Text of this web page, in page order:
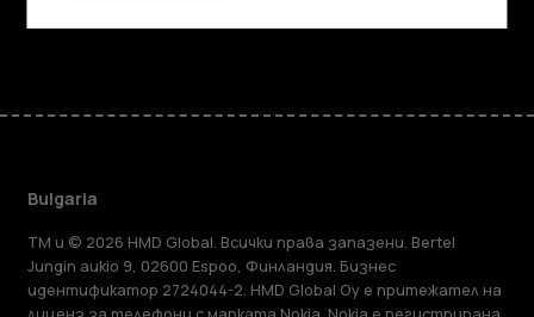
FacebookInstagram
TiktokYoutubeLinkedinDiscord
Bulgaria
TM и © 2026 HMD Global. Всички права запазени. Bertel
Jungin aukio 9, 02600 Espoo, Финландия. Бизнес
идентификатор 2724044-2. HMD Global Oy е притежател на